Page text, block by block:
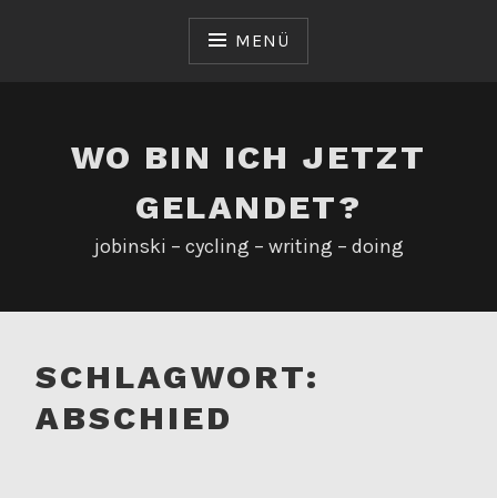
MENÜ
WO BIN ICH JETZT
GELANDET?
jobinski – cycling – writing – doing
SCHLAGWORT:
ABSCHIED